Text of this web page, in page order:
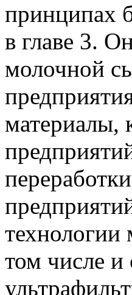
принципах
в главе 3.
молочной
материалы,
том числе